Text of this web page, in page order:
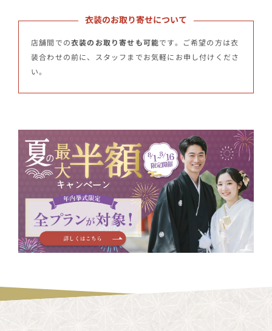
衣装のお取り寄せについて
店舗間での衣装のお取り寄せも可能です。ご希望の方は衣
装合わせの前に、スタッフまでお気軽にお申し付けくださ
い。